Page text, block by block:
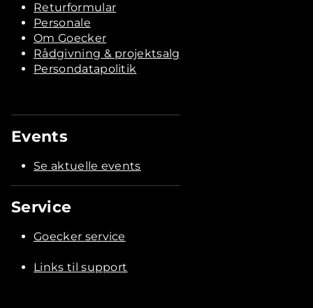
Returformular
Personale
Om Goecker
Rådgivning & projektsalg
Persondatapolitik
Events
Se aktuelle events
Service
Goecker service
Links til support